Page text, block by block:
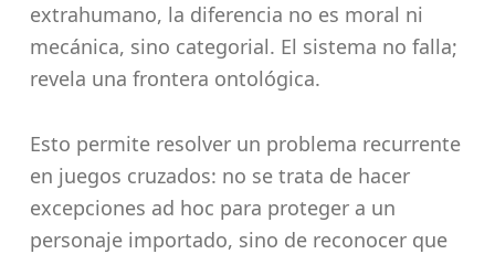
extrahumano, la diferencia no es moral ni
mecánica, sino categorial. El sistema no falla;
revela una frontera ontológica.
Esto permite resolver un problema recurrente
en juegos cruzados: no se trata de hacer
excepciones ad hoc para proteger a un
personaje importado, sino de reconocer que